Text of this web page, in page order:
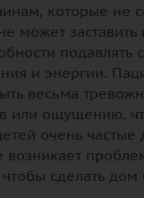
которые не
может
подавлять
и энергии.
весьма
или ощущению,
очень
возникает
сделать